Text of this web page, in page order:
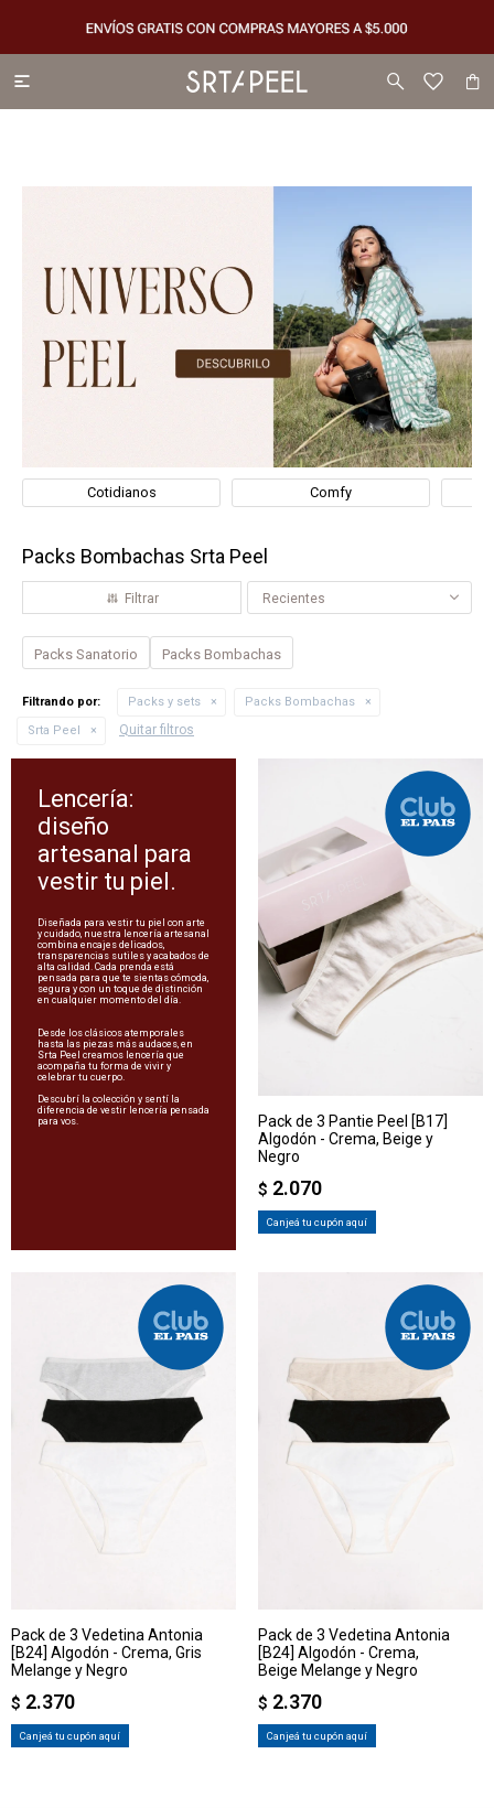

Cotidianos Comfy
Packs Bombachas Srta Peel
Recientes
Packs Sanatorio Packs Bombachas
Filtrando por: Packs y sets
Packs Bombachas
Srta Peel
Quitar filtros
Lencería:
diseño
artesanal para
vestir tu piel.
Diseñada para vestir tu piel con arte
y cuidado, nuestra lencería artesanal
combina encajes delicados,
transparencias sutiles y acabados de
alta calidad. Cada prenda está
pensada para que te sientas cómoda,
segura y con un toque de distinción
en cualquier momento del día.
Desde los clásicos atemporales
hasta las piezas más audaces, en
Srta Peel creamos lencería que
acompaña tu forma de vivir y
celebrar tu cuerpo.
Descubrí la colección y sentí la
diferencia de vestir lencería pensada
para vos.
Pack de 3 Pantie Peel [B17]
Algodón - Crema, Beige y
Negro
$ 2.070
Canjeá tu cupón aquí
Pack de 3 Vedetina Antonia
[B24] Algodón - Crema, Gris
Melange y Negro
$ 2.370
Canjeá tu cupón aquí
Pack de 3 Vedetina Antonia
[B24] Algodón - Crema,
Beige Melange y Negro
$ 2.370
Canjeá tu cupón aquí